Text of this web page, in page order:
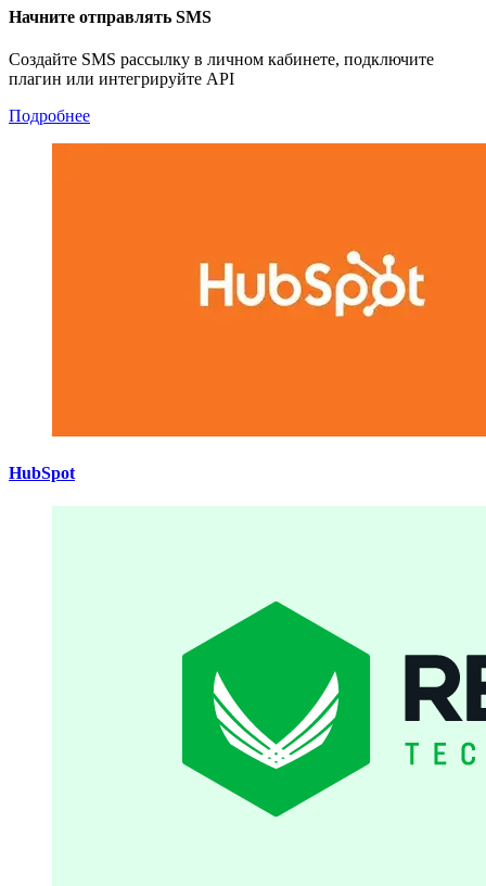
Начните отправлять SMS
Создайте SMS рассылку в личном кабинете, подключите
плагин или интегрируйте API
Подробнее
HubSpot